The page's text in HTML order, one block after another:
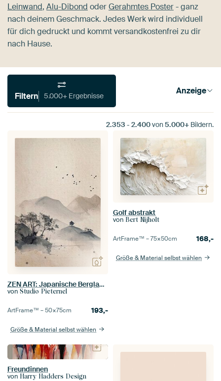
Leinwand, Alu-Dibond oderGerahmtes Poster- ganz
nach deinem Geschmack. Jedes Werk wird individuell
für dich gedruckt und kommt versandkostenfrei zu dir
nach Hause.
Filtern 5.000+ Ergebnisse Anzeige
2.353 - 2.400von5.000+ Bildern.
ZEN ART: Japanische Berglandschaft (Teil 1)
von Studio Pieternel
ArtFrame™ –50×75cm 193,-
Größe & Material selbst wählen
Golf abstrakt
von Bert Nijholt
ArtFrame™ –75×50cm 168,-
Größe & Material selbst wählen
Freundinnen
von Harry Hadders Design